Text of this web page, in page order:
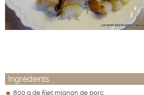
Ingrédients
800 g de filet mignon de porc